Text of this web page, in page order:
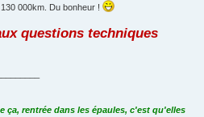
000km. Du bonheur !
questions techniques
ça, rentrée dans les épaules, c'est qu'elles